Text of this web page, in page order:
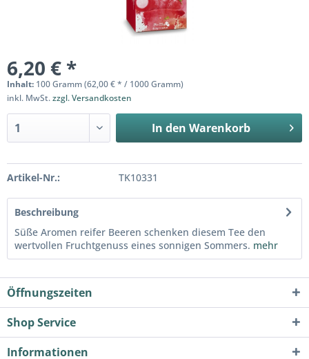
6,20 € *
Inhalt: 100 Gramm (62,00 € * / 1000 Gramm)
inkl. MwSt.zzgl. Versandkosten
In den Warenkorb
Artikel-Nr.: TK10331
Beschreibung
Süße Aromen reifer Beeren schenken diesem Tee den
wertvollen Fruchtgenuss eines sonnigen Sommers. mehr
Öffnungszeiten
Shop Service
Informationen